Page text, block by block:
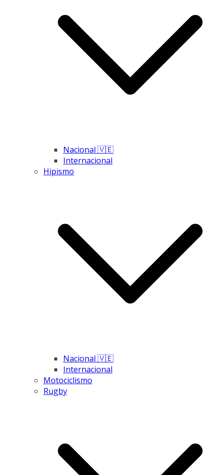
Nacional 🇻🇪
Internacional
Hipismo
Nacional 🇻🇪
Internacional
Motociclismo
Rugby